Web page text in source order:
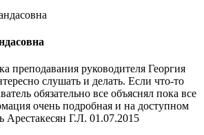
преподавания руководителя Георгия
слушать и делать. Если что-то
обязательно все объяснял пока все
очень подробная и на доступном
Арестакесян Г.Л. 01.07.2015